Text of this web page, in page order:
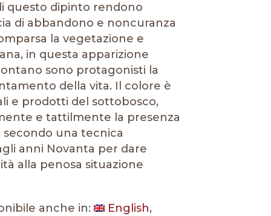
questo dipinto rendono
di abbandono e noncuranza
la vegetazione e
in questa apparizione
sono protagonisti la
della vita. Il colore è
e prodotti del sottobosco,
e tattilmente la presenza
una tecnica
anni Novanta per dare
alla penosa situazione
anche in: English